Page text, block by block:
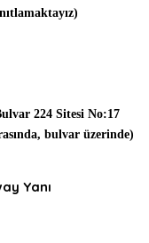
224 Sitesi No:17
bulvar üzerinde)
Yanı